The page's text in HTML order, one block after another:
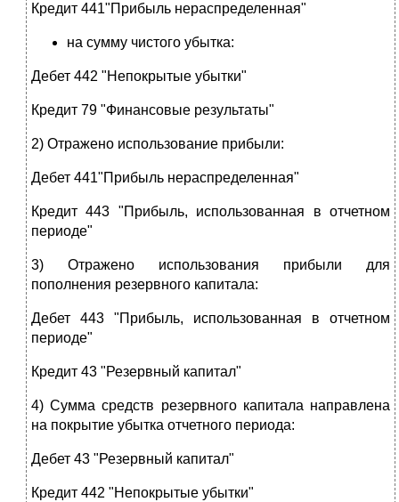
Кредит 441"Прибыль нераспределенная"
на сумму чистого убытка:
Дебет 442 "Непокрытые убытки"
Кредит 79 "Финансовые результаты"
2) Отражено использование прибыли:
Дебет 441"Прибыль нераспределенная"
Кредит 443 "Прибыль, использованная в отчетном
периоде"
3) Отражено использования прибыли для
пополнения резервного капитала:
Дебет 443 "Прибыль, использованная в отчетном
периоде"
Кредит 43 "Резервный капитал"
4) Сумма средств резервного капитала направлена
на покрытие убытка отчетного периода:
Дебет 43 "Резервный капитал"
Кредит 442 "Непокрытые убытки"